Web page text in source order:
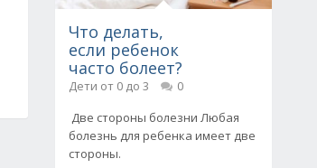
Что делать,
если ребенок
часто болеет?
Дети от 0 до 3
0
Две стороны болезни Любая
болезнь для ребенка имеет две
стороны.